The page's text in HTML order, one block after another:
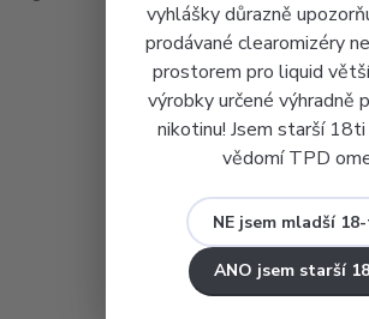
vyhlášky důrazně
prodávané clearomizéry
prostorem pro liquid
výrobky určené výhradně
nikotinu! Jsem starší
vědomí TPD
NE jsem mladší
ANO jsem starší